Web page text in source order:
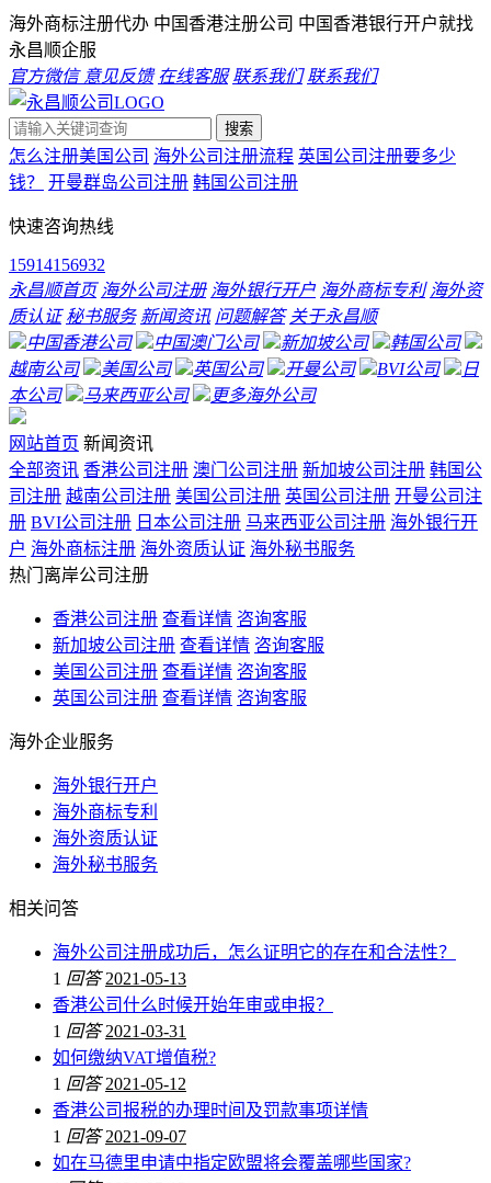
海外商标注册代办 中国香港注册公司 中国香港银行开户就找
永昌顺企服
官方微信 意见反馈 在线客服 联系我们 联系我们
搜索
怎么注册美国公司 海外公司注册流程 英国公司注册要多少
钱？
开曼群岛公司注册 韩国公司注册
快速咨询热线
15914156932
永昌顺首页 海外公司注册 海外银行开户 海外商标专利 海外资
质认证 秘书服务 新闻资讯 问题解答 关于永昌顺
中国香港公司
中国澳门公司 新加坡公司
韩国公司
越南公司
美国公司 英国公司 开曼公司 BVI公司
日
本公司
马来西亚公司 更多海外公司
网站首页 新闻资讯
全部资讯 香港公司注册 澳门公司注册 新加坡公司注册 韩国公
司注册 越南公司注册 美国公司注册 英国公司注册 开曼公司注
册 BVI公司注册 日本公司注册 马来西亚公司注册 海外银行开
户 海外商标注册 海外资质认证 海外秘书服务
热门离岸公司注册
香港公司注册 查看详情 咨询客服
新加坡公司注册 查看详情 咨询客服
美国公司注册 查看详情 咨询客服
英国公司注册 查看详情 咨询客服
海外企业服务
海外银行开户
海外商标专利
海外资质认证
海外秘书服务
相关问答
海外公司注册成功后，怎么证明它的存在和合法性？
1 回答 2021-05-13
香港公司什么时候开始年审或申报？
1 回答 2021-03-31
如何缴纳VAT增值税?
1 回答 2021-05-12
香港公司报税的办理时间及罚款事项详情
1 回答 2021-09-07
如在马德里申请中指定欧盟将会覆盖哪些国家?